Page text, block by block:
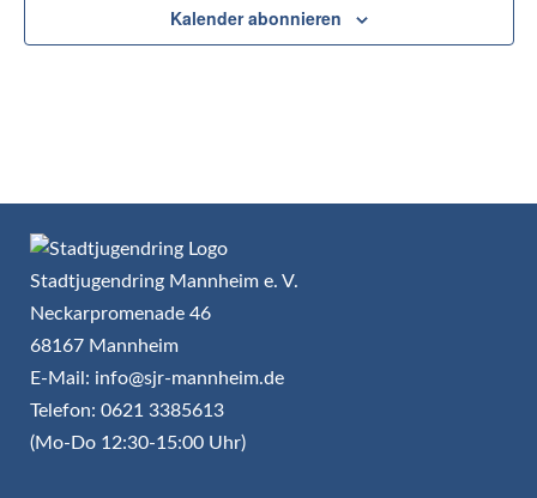
Kalender abonnieren
Stadtjugendring Mannheim e. V.
Neckarpromenade 46
68167 Mannheim
E-Mail: info@sjr-mannheim.de
Telefon: 0621 3385613
(Mo-Do 12:30-15:00 Uhr)